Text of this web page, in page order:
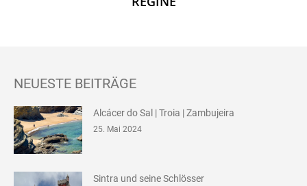
NEUESTE BEITRÄGE
Alcácer do Sal | Troia | Zambujeira
25. Mai 2024
Sintra und seine Schlösser